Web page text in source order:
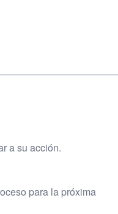
a su acción.
para la próxima